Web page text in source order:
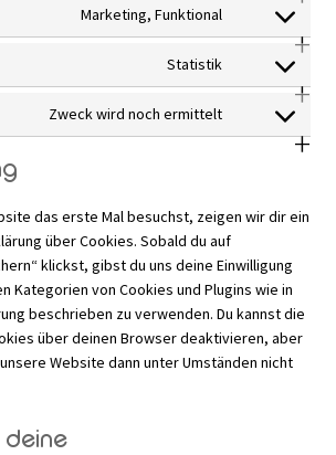
google-
fonts
service
whatsapp
Marketing, Funktional
Consent
service
tiktok
Statistik
Consent
service
Zweck wird noch ermittelt
Consent
das erste Mal besuchst, zeigen wir dir ein
über Cookies. Sobald du auf
klickst, gibst du uns deine Einwilligung
Kategorien von Cookies und Plugins wie in
beschrieben zu verwenden. Du kannst die
über deinen Browser deaktivieren, aber
Website dann unter Umständen nicht
deine